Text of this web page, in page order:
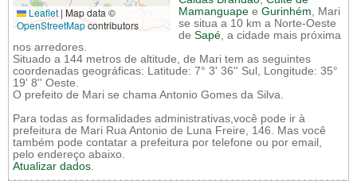
Leaflet |Map data ©
OpenStreetMapcontributors
Mamanguape e Gurinhém, Mari
se situa a 10 km a Norte-Oeste
de Sapé, a cidade mais próxima
nos arredores.
Situado a 144 metros de altitude, de Mari tem as seguintes
coordenadas geográficas: Latitude: 7° 3' 36'' Sul, Longitude: 35°
19' 8'' Oeste.
O prefeito de Mari se chama Antonio Gomes da Silva.
Para todas as formalidades administrativas,você pode ir à
prefeitura de Mari Rua Antonio de Luna Freire, 146. Mas você
também pode contatar a prefeitura por telefone ou por email,
pelo endereço abaixo.
Atualizar dados.